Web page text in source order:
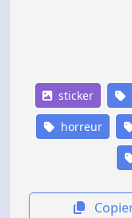
sticker
horreur